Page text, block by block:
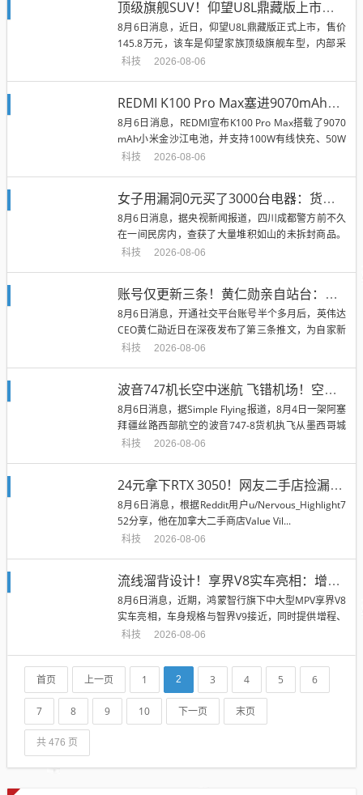
顶级旗舰SUV！仰望U8L鼎藏版上市：145.8万配甲骨文黄金车标
8月6日消息，近日，仰望U8L鼎藏版正式上市，售价
145.8万元，该车是仰望家族顶级旗舰车型，内部采
用四座布局，配备黄金...
科技 2026-08-06
REDMI K100 Pro Max塞进9070mAh电池：刷新K系列容量纪录
8月6日消息，REDMI宣布K100 Pro Max搭载了9070
mAh小米金沙江电池，并支持100W有线快充、50W
无...
科技 2026-08-06
女子用漏洞0元买了3000台电器：货物堆积如山 8小时才清点完
8月6日消息，据央视新闻报道，四川成都警方前不久
在一间民房内，查获了大量堆积如山的未拆封商品。
令人难以置信的是，这上千件...
科技 2026-08-06
账号仅更新三条！黄仁勋亲自站台：为自家自动驾驶打call
8月6日消息，开通社交平台账号半个多月后，英伟达
CEO黄仁勋近日在深夜发布了第三条推文，为自家新
一代自动驾驶开源模型Al...
科技 2026-08-06
波音747机长空中迷航 飞错机场！空管强制引导飞机备降 挡下事故
8月6日消息，据Simple Flying报道，8月4日一架阿塞
拜疆丝路西部航空的波音747-8货机执飞从墨西哥城
飞往休...
科技 2026-08-06
24元拿下RTX 3050！网友二手店捡漏显卡：750 Ti终于能退休了
8月6日消息，根据Reddit用户u/Nervous_Highlight7
52分享，他在加拿大二手商店Value Vil...
科技
2026-08-06
流线溜背设计！享界V8实车亮相：增程版最大续航339km
8月6日消息，近期，鸿蒙智行旗下中大型MPV享界V8
实车亮相，车身规格与智界V9接近，同时提供增程、
纯电两套动力方案。增...
科技 2026-08-06
首页 上一页 1 2 3 4 5 6
7 8 9 10 下一页 末页
共 476 页